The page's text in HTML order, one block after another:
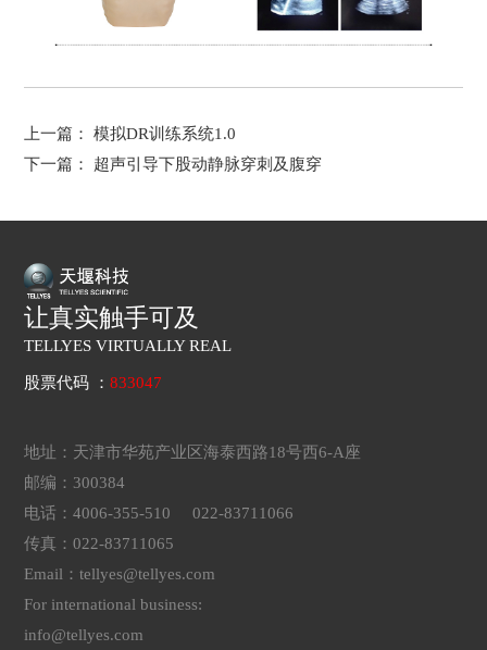
上一篇： 模拟DR训练系统1.0
下一篇：
超声引导下股动静脉穿刺及腹穿
让真实触手可及
TELLYES VIRTUALLY REAL
股票代码 ：833047
地址：天津市华苑产业区海泰西路18号西6-A座
邮编：300384
电话：4006-355-510 022-83711066
传真：022-83711065
Email：tellyes@tellyes.com
For international business:
info@tellyes.com